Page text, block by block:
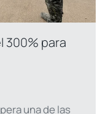
300% para
una de las